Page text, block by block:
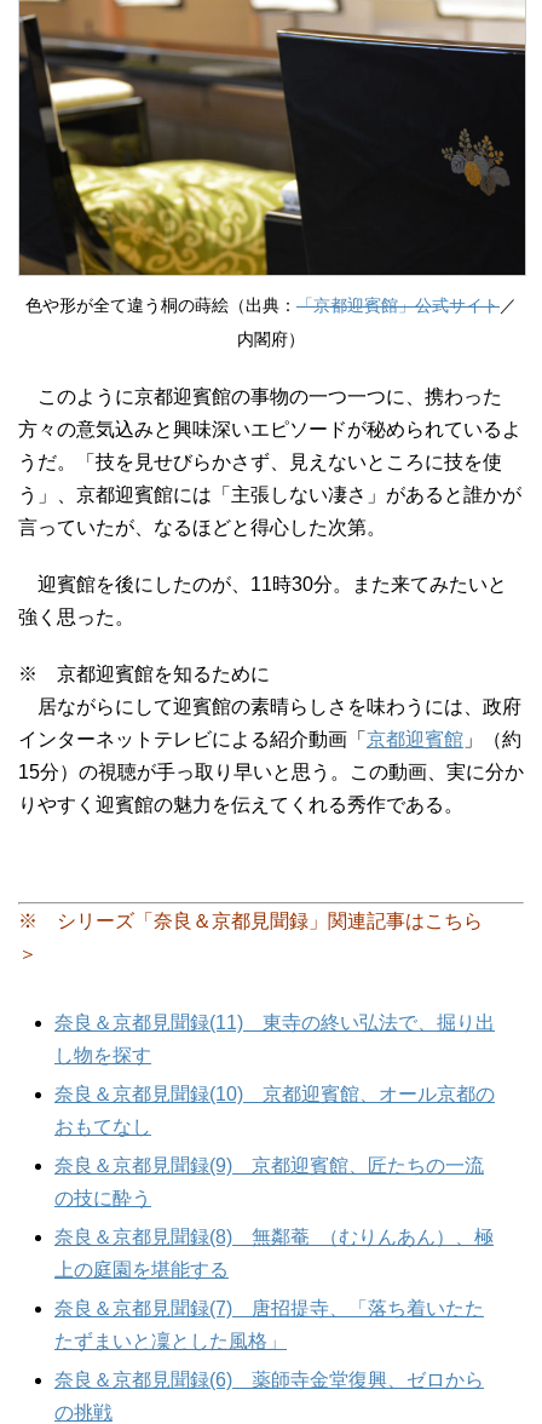
色や形が全て違う桐の蒔絵（出典： 「京都迎賓館」公式サイト／
内閣府）
このように京都迎賓館の事物の一つ一つに、携わった
方々の意気込みと興味深いエピソードが秘められているよ
うだ。「技を見せびらかさず、見えないところに技を使
う」、京都迎賓館には「主張しない凄さ」があると誰かが
言っていたが、なるほどと得心した次第。
迎賓館を後にしたのが、11時30分。また来てみたいと
強く思った。
※ 京都迎賓館を知るために
居ながらにして迎賓館の素晴らしさを味わうには、政府
インターネットテレビによる紹介動画「 京都迎賓館 」（約
15分）の視聴が手っ取り早いと思う。この動画、実に分か
りやすく迎賓館の魅力を伝えてくれる秀作である。
※ シリーズ「奈良＆京都見聞録」関連記事はこちら
＞
奈良＆京都見聞録(11) 東寺の終い弘法で、掘り出
し物を探す
奈良＆京都見聞録(10) 京都迎賓館、オール京都の
おもてなし
奈良＆京都見聞録(9) 京都迎賓館、匠たちの一流
の技に酔う
奈良＆京都見聞録(8) 無鄰菴 （むりんあん）、極
上の庭園を堪能する
奈良＆京都見聞録(7) 唐招提寺、「落ち着いたた
たずまいと凜とした風格」
奈良＆京都見聞録(6) 薬師寺金堂復興、ゼロから
の挑戦